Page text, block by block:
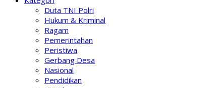
Duta TNI Polri
Hukum & Kriminal
Ragam
Pemerintahan
Peristiwa
Gerbang Desa
Nasional
Pendidikan